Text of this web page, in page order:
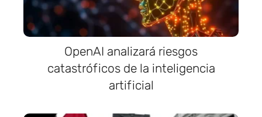
OpenAI analizará riesgos
catastróficos de la inteligencia
artificial